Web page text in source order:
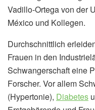
Vadillo-Ortega von der
México und Kollegen.
Durchschnittlich
Frauen in den
Schwangerschaft eine
Forscher. Vor allem
(Hypertonie), Diabetes